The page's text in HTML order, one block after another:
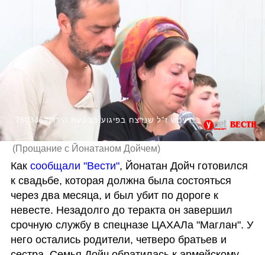
760346#הלוויתו של יהונתן דויטש ז"ל שנרצח בפיגוע בבקעת הירדן
(Прощание с Йонатаном Дойчем)
Как сообщали "Вести", Йонатан Дойч готовился
к свадьбе, которая должна была состояться
через два месяца, и был убит по дороге к
невесте. Незадолго до теракта он завершил
срочную службу в спецназе ЦАХАЛа "Маглан". У
него остались родители, четверо братьев и